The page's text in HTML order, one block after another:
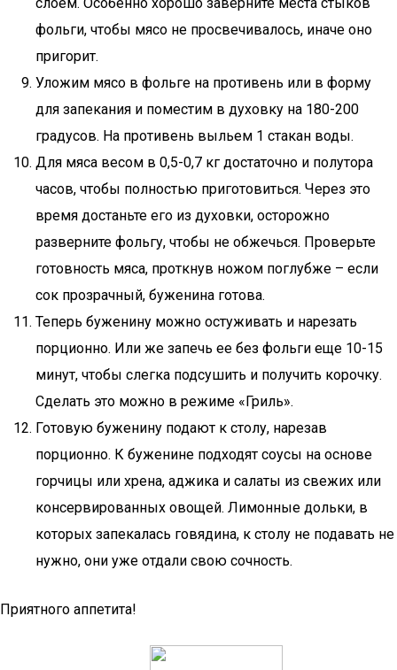
фольги, чтобы мясо не просвечивалось, иначе оно
пригорит.
Уложим мясо в фольге на противень или в форму
для запекания и поместим в духовку на 180-200
градусов. На противень выльем 1 стакан воды.
Для мяса весом в 0,5-0,7 кг достаточно и полутора
часов, чтобы полностью приготовиться. Через это
время достаньте его из духовки, осторожно
разверните фольгу, чтобы не обжечься. Проверьте
готовность мяса, проткнув ножом поглубже – если
сок прозрачный, буженина готова.
Теперь буженину можно остуживать и нарезать
порционно. Или же запечь ее без фольги еще 10-15
минут, чтобы слегка подсушить и получить корочку.
Сделать это можно в режиме «Гриль».
Готовую буженину подают к столу, нарезав
порционно. К буженине подходят соусы на основе
горчицы или хрена, аджика и салаты из свежих или
консервированных овощей. Лимонные дольки, в
которых запекалась говядина, к столу не подавать не
нужно, они уже отдали свою сочность.
Приятного аппетита!